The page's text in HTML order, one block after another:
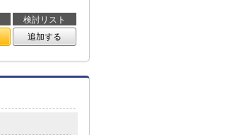
検討リスト
追加する